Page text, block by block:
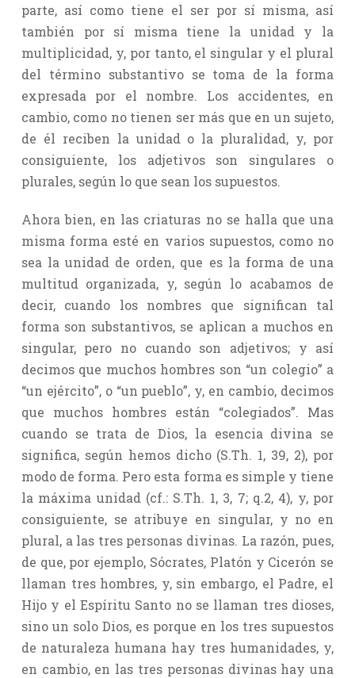
parte, así como tiene el ser por sí misma, así
también por sí misma tiene la unidad y la
multiplicidad, y, por tanto, el singular y el plural
del término substantivo se toma de la forma
expresada por el nombre. Los accidentes, en
cambio, como no tienen ser más que en un sujeto,
de él reciben la unidad o la pluralidad, y, por
consiguiente, los adjetivos son singulares o
plurales, según lo que sean los supuestos.
Ahora bien, en las criaturas no se halla que una
misma forma esté en varios supuestos, como no
sea la unidad de orden, que es la forma de una
multitud organizada, y, según lo acabamos de
decir, cuando los nombres que significan tal
forma son substantivos, se aplican a muchos en
singular, pero no cuando son adjetivos; y así
decimos que muchos hombres son “un colegio” a
“un ejército”, o “un pueblo”, y, en cambio, decimos
que muchos hombres están “colegiados”. Mas
cuando se trata de Dios, la esencia divina se
significa, según hemos dicho (S.Th. 1, 39, 2), por
modo de forma. Pero esta forma es simple y tiene
la máxima unidad (cf.: S.Th. 1, 3, 7; q.2, 4), y, por
consiguiente, se atribuye en singular, y no en
plural, a las tres personas divinas. La razón, pues,
de que, por ejemplo, Sócrates, Platón y Cicerón se
llaman tres hombres, y, sin embargo, el Padre, el
Hijo y el Espíritu Santo no se llaman tres dioses,
sino un solo Dios, es porque en los tres supuestos
de naturaleza humana hay tres humanidades, y,
en cambio, en las tres personas divinas hay una